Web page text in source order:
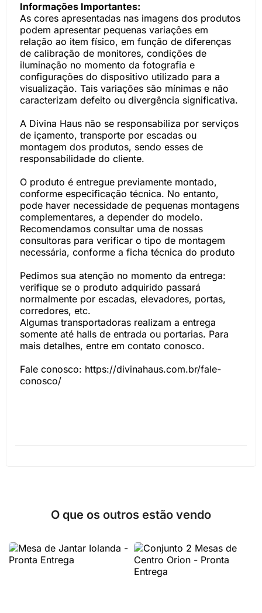
Informações Importantes:
As cores apresentadas nas imagens dos produtos
podem apresentar pequenas variações em
relação ao item físico, em função de diferenças
de calibração de monitores, condições de
iluminação no momento da fotografia e
configurações do dispositivo utilizado para a
visualização. Tais variações são mínimas e não
caracterizam defeito ou divergência significativa.
A Divina Haus não se responsabiliza por serviços
de içamento, transporte por escadas ou
montagem dos produtos, sendo esses de
responsabilidade do cliente.
O produto é entregue previamente montado,
conforme especificação técnica. No entanto,
pode haver necessidade de pequenas montagens
complementares, a depender do modelo.
Recomendamos consultar uma de nossas
consultoras para verificar o tipo de montagem
necessária, conforme a ficha técnica do produto
Pedimos sua atenção no momento da entrega:
verifique se o produto adquirido passará
normalmente por escadas, elevadores, portas,
corredores, etc.
Algumas transportadoras realizam a entrega
somente até halls de entrada ou portarias. Para
mais detalhes, entre em contato conosco.
Fale conosco: https://divinahaus.com.br/fale-
conosco/
O que os outros estão vendo